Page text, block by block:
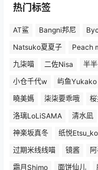
热门标签
AT鲨 Bangni邦尼
Natsuko夏夏子
Peach
九柒喵
二佐Nisa 半
小仓千代w
屿鱼Yukako
曉美媽
柒柒要乖哦
洛璃LoLiSAMA
清水凪
神楽坂真冬
纸悦Etsu_ko
过期米线线喵
镜酱
霜月Shimo
面饼仙儿